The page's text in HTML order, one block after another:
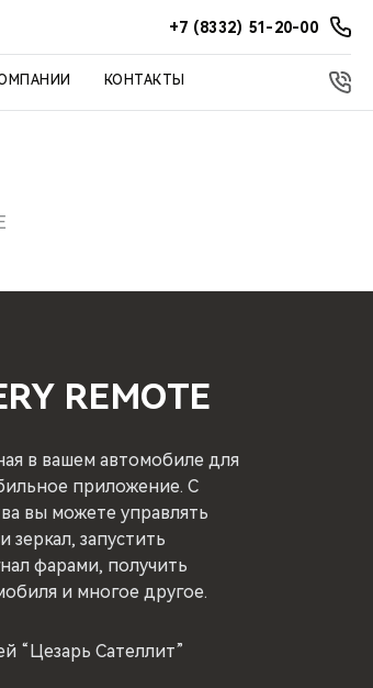
+7 (8332) 51-20-00
КОНТАКТЫ
REMOTE
в вашем автомобиле для
приложение. С
вы можете управлять
запустить
фарами, получить
и многое другое.
“Цезарь Сателлит”